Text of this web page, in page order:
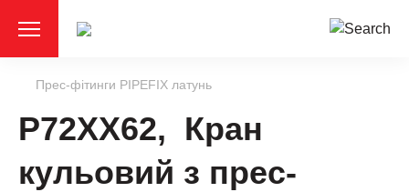
Прес-фітинги PIPEFIX латунь
P72XX62, Кран
кульовий з прес-